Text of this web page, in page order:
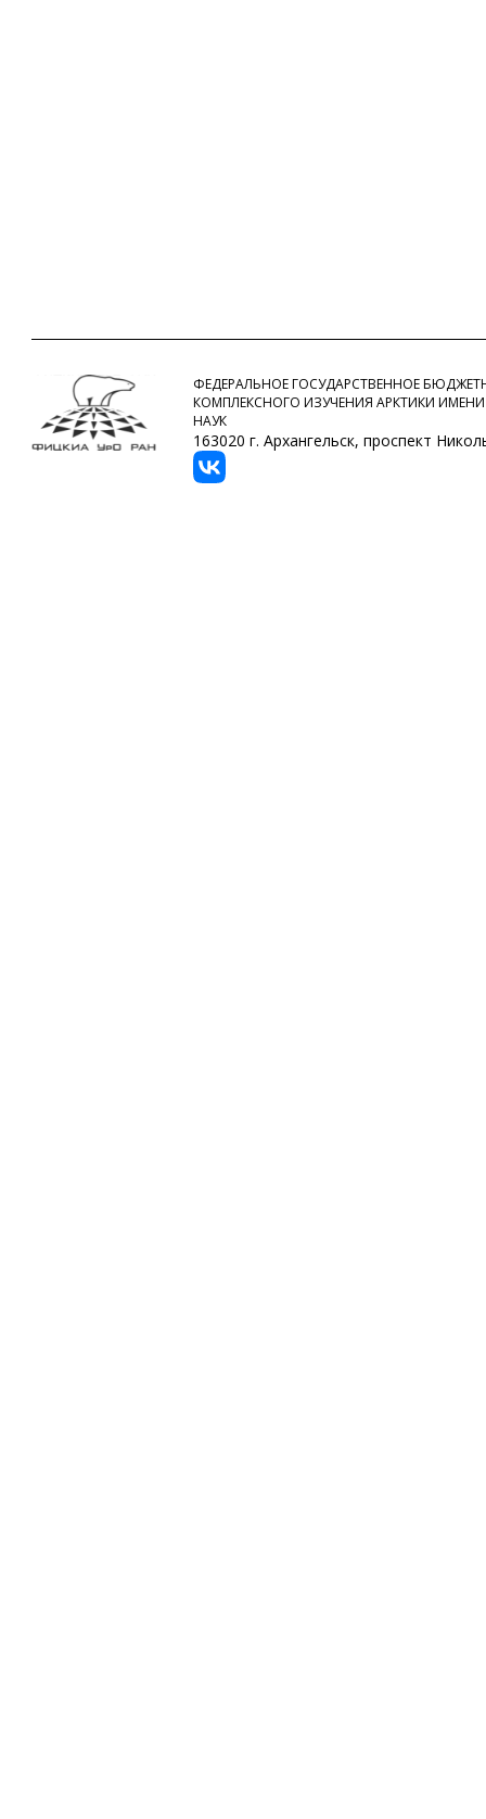
ФЕДЕРАЛЬНОЕ ГОСУДАРСТВЕННОЕ
КОМПЛЕКСНОГО ИЗУЧЕНИЯ АРКТИКИ
НАУК
163020 г. Архангельск, проспект